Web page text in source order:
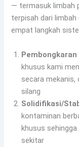
— termasuk limbah
terpisah dari
empat langkah
khusus kami
secara
silang
Solidifikasi/
kontaminan
khusus
sekitar